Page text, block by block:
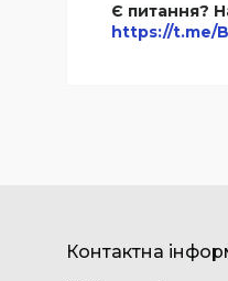
Є питання?
https://t.me/